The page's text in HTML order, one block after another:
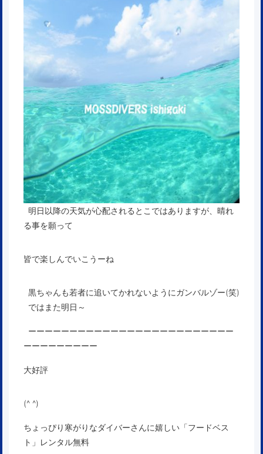
明日以降の天気が心配されるとこではありますが、晴れ
る事を願って
皆で楽しんでいこうーね
黒ちゃんも若者に追いてかれないようにガンバルゾー(笑)
ではまた明日～
ーーーーーーーーーーーーーーーーーーーーーーーーー
ーーーーーーーーー
大好評
(^ ^)
ちょっぴり寒がりなダイバーさんに嬉しい「フードベス
ト」レンタル無料